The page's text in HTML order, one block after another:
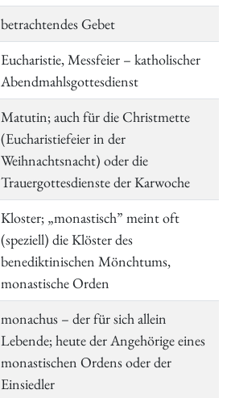
betrachtendes Gebet
Eucharistie, Messfeier – katholischer
Abendmahlsgottesdienst
Matutin; auch für die Christmette
(Eucharistiefeier in der
Weihnachtsnacht) oder die
Trauergottesdienste der Karwoche
Kloster; „monastisch” meint oft
(speziell) die Klöster des
benediktinischen Mönchtums,
monastische Orden
monachus – der für sich allein
Lebende; heute der Angehörige eines
monastischen Ordens oder der
Einsiedler